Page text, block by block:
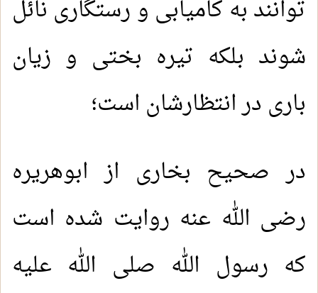
توانند به کامیابی و رستگاری نائل
شوند بلکه تیره بختی و زیان
باری در انتظارشان است؛
در صحیح بخاری از ابوهریره
رضی الله عنه روایت شده است
که رسول الله صلی الله عليه